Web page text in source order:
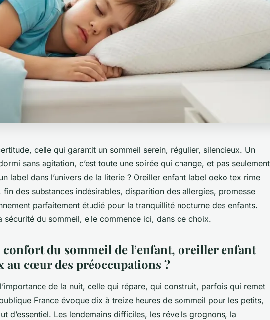
celle qui garantit un sommeil serein, régulier, silencieux. Un
sans agitation, c’est toute une soirée qui change, et pas seulement
label dans l’univers de la literie ? Oreiller enfant label oeko tex rime
fin des substances indésirables, disparition des allergies, promesse
parfaitement étudié pour la tranquillité nocturne des enfants.
sécurité du sommeil, elle commence ici, dans ce choix.
confort du sommeil de l’enfant, oreiller enfant
au cœur des préoccupations ?
de la nuit, celle qui répare, qui construit, parfois qui remet
France évoque dix à treize heures de sommeil pour les petits,
d’essentiel. Les lendemains difficiles, les réveils grognons, la